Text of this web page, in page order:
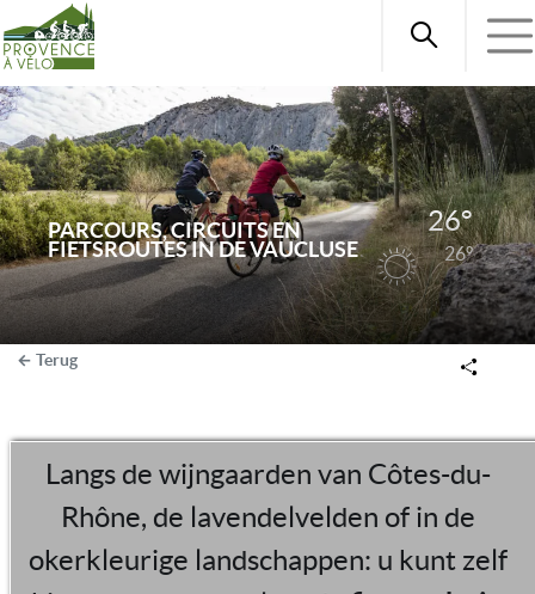
26°
26°
PARCOURS, CIRCUITS EN
FIETSROUTES IN DE VAUCLUSE
Terug
Langs de wijngaarden van Côtes-du-
Rhône, de lavendelvelden of in de
okerkleurige landschappen: u kunt zelf